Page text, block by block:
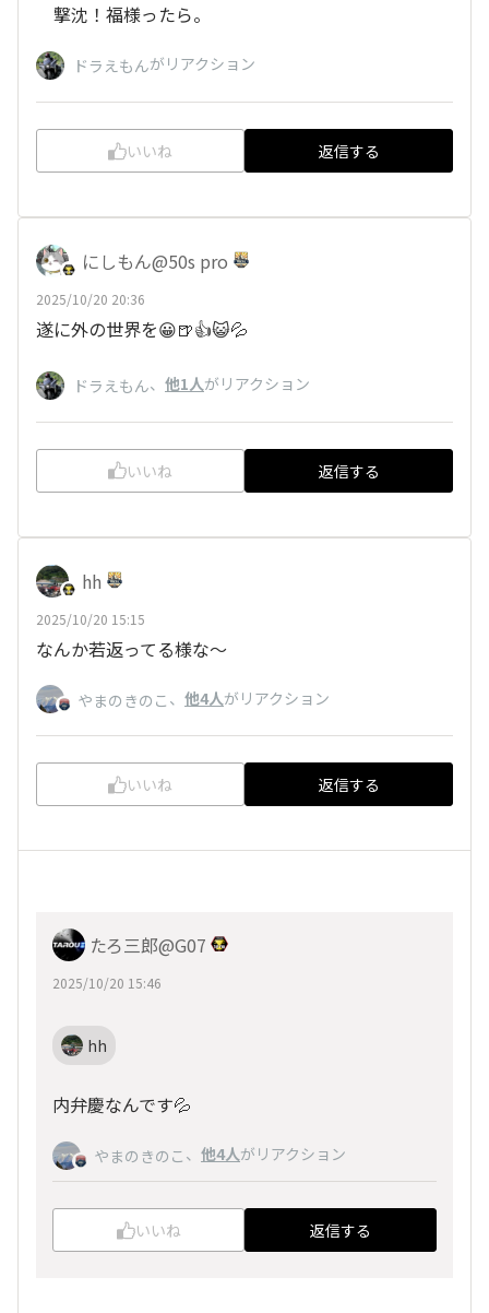
撃沈！福様ったら。
ドラえもんがリアクション
いいね 返信する
にしもん@50s pro
2025/10/20 20:36
遂に外の世界を😀🍺👍😺💦
ドラえもん、 他1人がリアクション
いいね 返信する
hh
2025/10/20 15:15
なんか若返ってる様な～
やまのきのこ 、 他4人がリアクション
いいね 返信する
たろ三郎@G07
2025/10/20 15:46
hh
内弁慶なんです💦
やまのきのこ 、 他4人がリアクション
いいね 返信する